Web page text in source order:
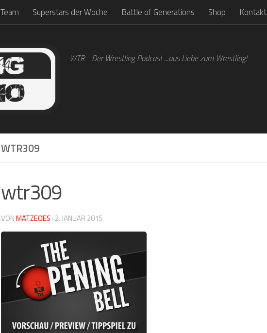
Team Superstars der Woche Battle of Generations Shop Kontakt
WTR - Der Wrestling Podcast ...aus Liebe zum Wrestling!
WTR309
wtr309
VONMATZEOES · 2. JANUAR 2015